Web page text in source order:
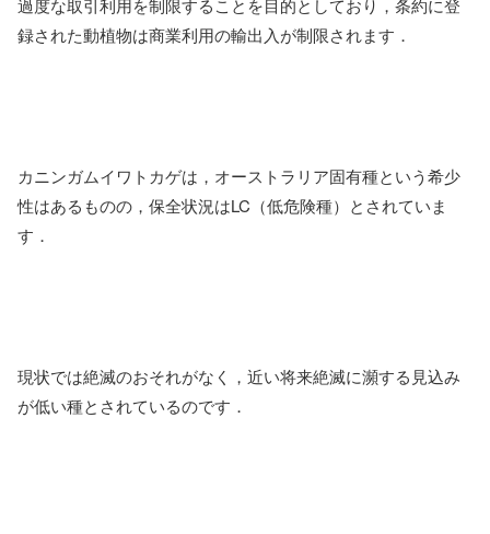
過度な取引利用を制限することを目的としており，条約に登
録された動植物は商業利用の輸出入が制限されます．
カニンガムイワトカゲは，オーストラリア固有種という希少
性はあるものの，保全状況はLC（低危険種）とされていま
す．
現状では絶滅のおそれがなく，近い将来絶滅に瀕する見込み
が低い種とされているのです．